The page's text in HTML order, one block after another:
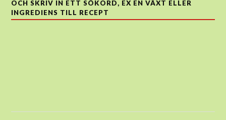
OCH SKRIV IN ETT SÖKORD, EX EN VÄXT ELLER
INGREDIENS TILL RECEPT